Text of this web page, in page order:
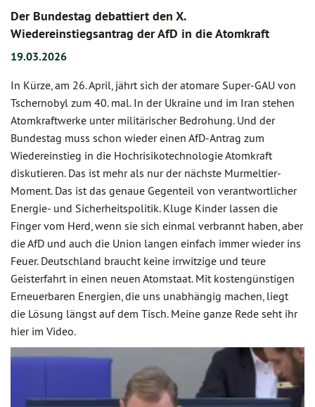
Der Bundestag debattiert den X.
Wiedereinstiegsantrag der AfD in die Atomkraft
19.03.2026
In Kürze, am 26. April, jährt sich der atomare Super-GAU von
Tschernobyl zum 40. mal. In der Ukraine und im Iran stehen
Atomkraftwerke unter militärischer Bedrohung. Und der
Bundestag muss schon wieder einen AfD-Antrag zum
Wiedereinstieg in die Hochrisikotechnologie Atomkraft
diskutieren. Das ist mehr als nur der nächste Murmeltier-
Moment. Das ist das genaue Gegenteil von verantwortlicher
Energie- und Sicherheitspolitik. Kluge Kinder lassen die
Finger vom Herd, wenn sie sich einmal verbrannt haben, aber
die AfD und auch die Union langen einfach immer wieder ins
Feuer. Deutschland braucht keine irrwitzige und teure
Geisterfahrt in einen neuen Atomstaat. Mit kostengünstigen
Erneuerbaren Energien, die uns unabhängig machen, liegt
die Lösung längst auf dem Tisch. Meine ganze Rede seht ihr
hier im Video.